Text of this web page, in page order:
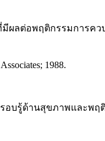
ผลต่อพฤติกรรมการ
1988.
บรู้ด้านสุขภาพและพ